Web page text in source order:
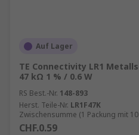
Auf Lager
TE Connectivity LR1
47 kΩ 1 % / 0.6 W
RS Best.-Nr. 148-893
Herst. Teile-Nr. LR1F47K
Zwischensumme (1 Packung mit 10
CHF.0.59